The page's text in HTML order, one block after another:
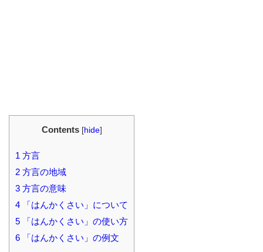
Contents [hide]
1 方言
2 方言の地域
3 方言の意味
4 「はんかくさい」について
5 「はんかくさい」の使い方
6 「はんかくさい」の例文